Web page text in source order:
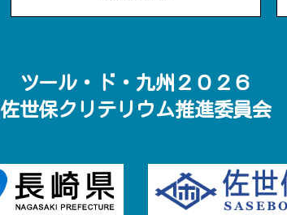
ツール・ド・九州２０２６
佐世保クリテリウム推進委員会